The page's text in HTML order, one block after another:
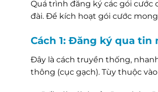
Quá trình đăng ký các gói
đài. Để kích hoạt gói cước
Cách 1: Đăng ký qua tin
Đây là cách truyền thống,
thông (cục gạch). Tùy thuộc